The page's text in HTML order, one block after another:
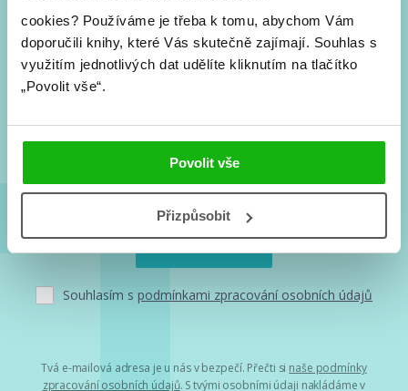
cookies? Používáme je třeba k tomu, abychom Vám
doporučili knihy, které Vás skutečně zajímají. Souhlas s
využitím jednotlivých dat udělíte kliknutím na tlačítko
„Povolit vše“.
Povolit vše
Přizpůsobit
#HumbookNews
Vše kolem #youngadult každý měsíc rovnou do mailu!
Nové knihy, co se chystá, kvízy, soutěže, autoři, filmové
Souhlasím s podmínkami zpracování osobních údajů
Tvá e-mailová adresa je u nás v bezpečí. Přečti si naše podmínky
zpracování osobních údajů. S tvými osobními údaji nakládáme v